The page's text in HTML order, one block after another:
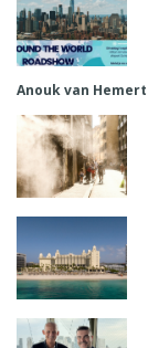
Anouk van Hemert